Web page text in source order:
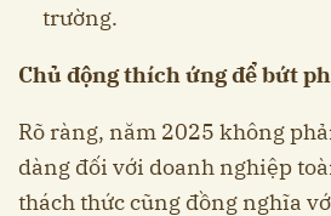
trường.
Chủ động thích ứng để bứt
Rõ ràng, năm 2025 không
dàng đối với doanh nghiệp
thách thức cũng đồng nghĩa